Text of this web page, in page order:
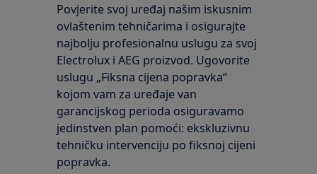
Povjerite svoj uređaj našim iskusnim
ovlaštenim tehničarima i osigurajte
najbolju profesionalnu uslugu za svoj
Electrolux i AEG proizvod. Ugovorite
uslugu „Fiksna cijena popravka“
kojom vam za uređaje van
garancijskog perioda osiguravamo
jedinstven plan pomoći: ekskluzivnu
tehničku intervenciju po fiksnoj cijeni
popravka.